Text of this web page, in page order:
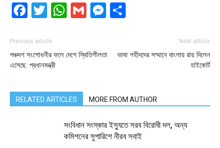
Facebook
Twitter
WhatsApp
GmailMessenger
Previous article
পঞ্চদশ সংশোধনীর ফলে দেশে স্থিতিশীলতা
এসেছে: প্রধানমন্ত্রী
Next article
ভাষা শহীদদের সম্মানে বাংলায় রায় দিলেন
হাইকোর্ট
RELATED ARTICLES MORE FROM AUTHOR
সংবিধান সংস্কার ইস্যুতে সরব বিরোধী দল, অন্য
কমিশনের সুপারিশে নীরব সবাই